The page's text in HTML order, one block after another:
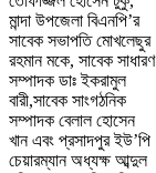
মান্দা উপজেলা বিএনপি’র
সাবেক সভাপতি মোখলেছুর
রহমান মকে, সাবেক সাধারণ
সম্পাদক ডাঃ ইকরামুল
বারী,সাবেক সাংগঠনিক
সম্পাদক বেলাল হোসেন
খান এবং প্রসাদপুর ইউ’পি
চেয়ারম্যান অধ্যক্ষ আব্দুল